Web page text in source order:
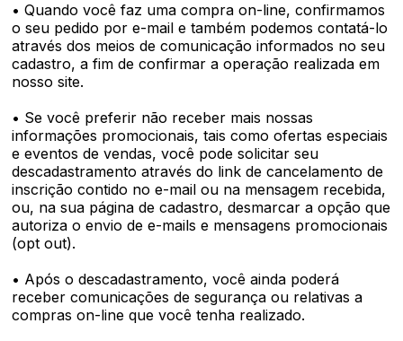
• Quando você faz uma compra on-line, confirmamos
o seu pedido por e-mail e também podemos contatá-lo
através dos meios de comunicação informados no seu
cadastro, a fim de confirmar a operação realizada em
nosso site.
• Se você preferir não receber mais nossas
informações promocionais, tais como ofertas especiais
e eventos de vendas, você pode solicitar seu
descadastramento através do link de cancelamento de
inscrição contido no e-mail ou na mensagem recebida,
ou, na sua página de cadastro, desmarcar a opção que
autoriza o envio de e-mails e mensagens promocionais
(opt out).
• Após o descadastramento, você ainda poderá
receber comunicações de segurança ou relativas a
compras on-line que você tenha realizado.